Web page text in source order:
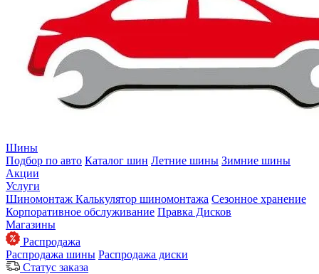
Шины
Подбор по авто Каталог шин Летние шины Зимние шины
Акции
Услуги
Шиномонтаж Калькулятор шиномонтажа Сезонное хранение
Корпоративное обслуживание Правка Дисков
Магазины
Распродажа
Распродажа шины Распродажа диски
Статус заказа